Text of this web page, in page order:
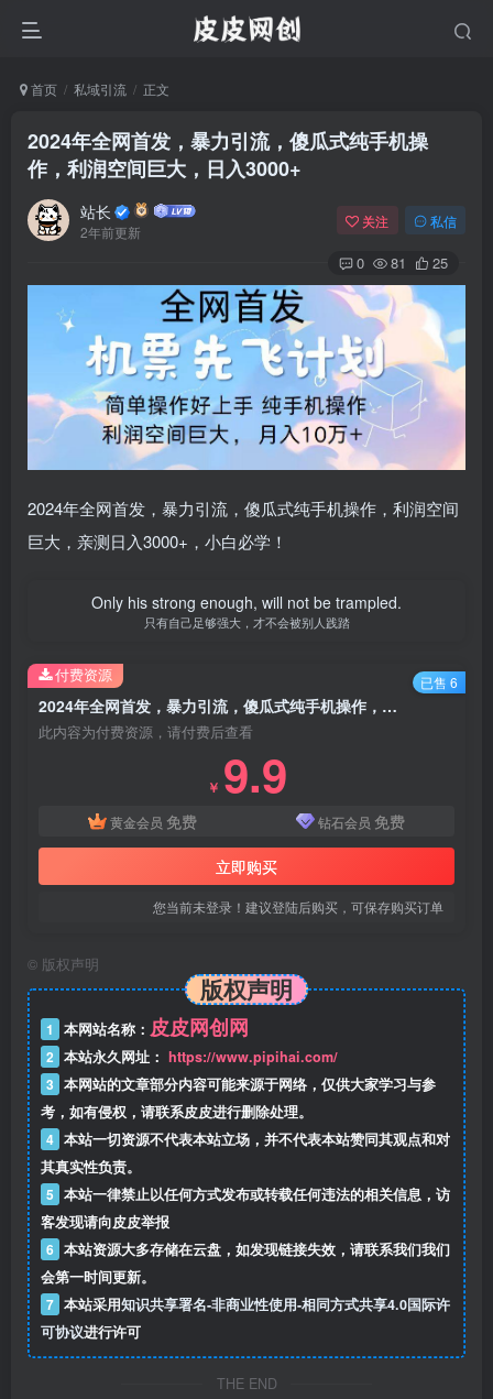
首页 私域引流 正文
2024年全网首发，暴力引流，傻瓜式纯手机操
作，利润空间巨大，日入3000+
站长
2年前更新
关注 私信
0 81 25
2024年全网首发，暴力引流，傻瓜式纯手机操作，利润空间
巨大，亲测日入3000+，小白必学！
Only his strong enough, will not be trampled.
只有自己足够强大，才不会被别人践踏
2024年全网首发，暴力引流，傻瓜式纯手机操作，利润空间巨大，日入3000+
此内容为付费资源，请付费后查看
￥ 9.9
黄金会员 免费 钻石会员 免费
立即购买
您当前未登录！建议登陆后购买，可保存购买订单
付费资源 已售 6
© 版权声明
版权声明
1 本网站名称： 皮皮网创网
2 本站永久网址： https://www.pipihai.com/
3 本网站的文章部分内容可能来源于网络，仅供大家学习与参
考，如有侵权，请联系皮皮进行删除处理。
4 本站一切资源不代表本站立场，并不代表本站赞同其观点和对
其真实性负责。
5 本站一律禁止以任何方式发布或转载任何违法的相关信息，访
客发现请向皮皮举报
6 本站资源大多存储在云盘，如发现链接失效，请联系我们我们
会第一时间更新。
7 本站采用知识共享署名-非商业性使用-相同方式共享4.0国际许
可协议进行许可
THE END